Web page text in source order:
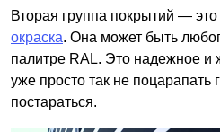
Вторая группа покрытий — это
окраска. Она может быть
палитре RAL. Это надежное и
уже просто так не
постараться.